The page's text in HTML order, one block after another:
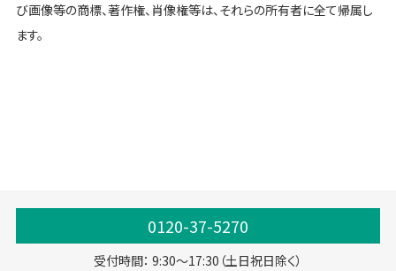
び画像等の商標、著作権、肖像権等は、それらの所有者に全て帰属し
ます。
0120-37-5270
受付時間： 9:30～17:30（土日祝日除く）